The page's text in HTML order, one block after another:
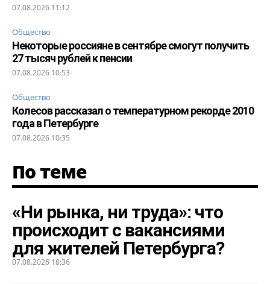
07.08.2026 11:12
Общество
Некоторые россияне в сентябре смогут получить
27 тысяч рублей к пенсии
07.08.2026 10:53
Общество
Колесов рассказал о температурном рекорде 2010
года в Петербурге
07.08.2026 10:35
По теме
«Ни рынка, ни труда»: что
происходит с вакансиями
для жителей Петербурга?
07.08.2026 18:36